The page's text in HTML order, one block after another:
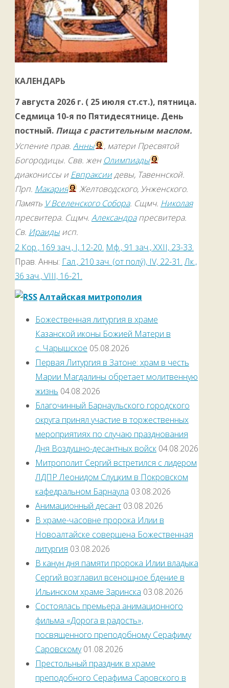
КАЛЕНДАРЬ
7 августа 2026 г. ( 25 июля ст.ст.), пятница.
Седмица 10-я по Пятидесятнице. День
постный. Пища с растительным маслом.
Успение прав. Анны
, матери Пресвятой
Богородицы. Свв. жен Олимпиады
диакониссы и Евпраксиидевы, Тавеннской.
Прп. Макария
Желтоводского, Унженского.
Память V Вселенского Собора. Сщмч. Николая
пресвитера. Сщмч. Александрапресвитера.
Св. Ираидыисп.
2 Кор., 169 зач., I, 12-20. Мф., 91 зач., XXII, 23-33.
Прав. Анны: Гал., 210 зач. (от полу́), IV, 22-31. Лк.,
36 зач., VIII, 16-21.
Алтайская митрополия
Божественная литургия в храме
Казанской иконы Божией Матери в
с. Чарышское 05.08.2026
Первая Литургия в Затоне: храм в честь
Марии Магдалины обретает молитвенную
жизнь 04.08.2026
Благочинный Барнаульского городского
округа принял участие в торжественных
мероприятиях по случаю празднования
Дня Воздушно-десантных войск 04.08.2026
Митрополит Сергий встретился с лидером
ЛДПР Леонидом Слуцким в Покровском
кафедральном Барнаула 03.08.2026
Анимационный десант 03.08.2026
В храме-часовне пророка Илии в
Новоалтайске совершена Божественная
литургия 03.08.2026
В канун дня памяти пророка Илии владыка
Сергий возглавил всенощное бдение в
Ильинском храме Заринска 03.08.2026
Состоялась премьера анимационного
фильма «Дорога в радость»,
посвященного преподобному Серафиму
Саровскому 01.08.2026
Престольный праздник в храме
преподобного Серафима Саровского в